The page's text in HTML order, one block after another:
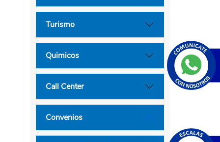
Turismo
Quimicos
Call Center
Convenios